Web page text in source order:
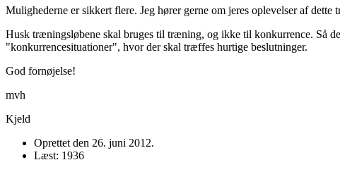
Mulighederne er sikkert flere. Jeg hører gerne om jeres oplevelser af
Husk træningsløbene skal bruges til træning, og ikke til konkurrence. Så
"konkurrencesituationer", hvor der skal træffes hurtige beslutninger.
God fornøjelse!
mvh
Kjeld
Oprettet den 26. juni 2012.
Læst: 1936